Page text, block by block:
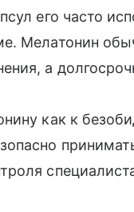
его часто
Мелатонин
а
как к